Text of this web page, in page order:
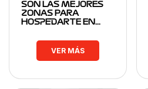
SON LAS MEJORES
ZONAS PARA
HOSPEDARTE EN…
VER MÁS